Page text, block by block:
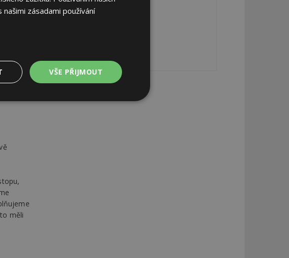
cca
pokud
přímo
je
měli
zásadami používání
VŠE PŘIJMOUT
Funkční
Nezařazené
soubory
přihlášení uživatele a správa účtu.